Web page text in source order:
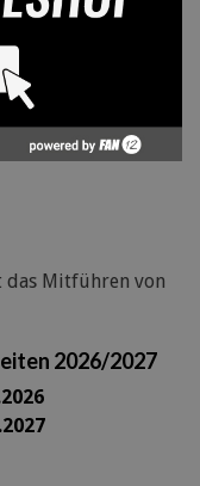
das Mitführen von
2026/2027